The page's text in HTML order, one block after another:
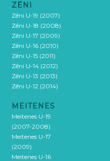
ZĒNI
Zēni U-19 (2007)
Zēni U-18 (2008)
Zēni U-17 (2009)
Zēni U-16 (2010)
Zēni U-15 (2011)
Zēni U-14 (2012)
Zēni U-13 (2013)
Zēni U-12 (2014)
MEITENES
Meitenes U-19
(2007-2008)
Meitenes U-17
(2009)
Meitenes U-16